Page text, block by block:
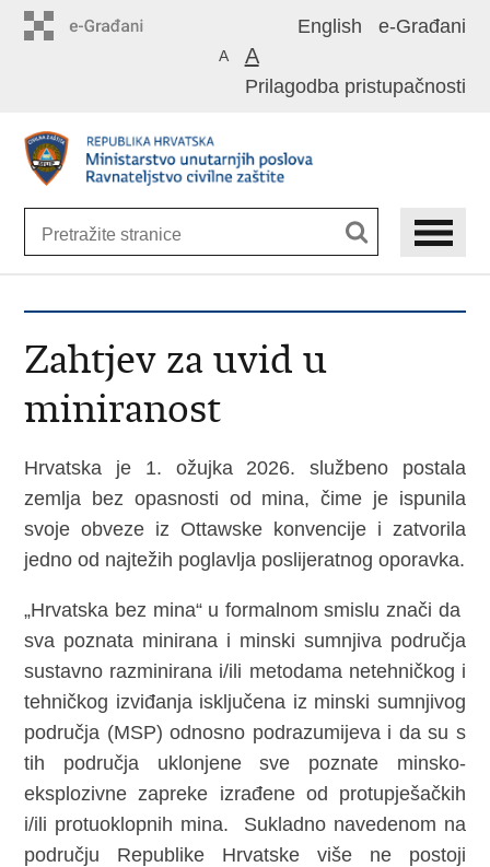
English e-Građani
A A
Prilagodba pristupačnosti
Zahtjev za uvid u
miniranost
Hrvatska je 1. ožujka 2026. službeno postala
zemlja bez opasnosti od mina, čime je ispunila
svoje obveze iz Ottawske konvencije i zatvorila
jedno od najtežih poglavlja poslijeratnog oporavka.
„Hrvatska bez mina“ u formalnom smislu znači da
sva poznata minirana i minski sumnjiva područja
sustavno razminirana i/ili metodama netehničkog i
tehničkog izviđanja isključena iz minski sumnjivog
područja (MSP) odnosno podrazumijeva i da su s
tih područja uklonjene sve poznate minsko-
eksplozivne zapreke izrađene od protupješačkih
i/ili protuoklopnih mina. Sukladno navedenom na
području Republike Hrvatske više ne postoji